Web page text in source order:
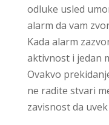
odluke usled
alarm da vam
Kada alarm
aktivnost i jedan
Ovakvo
ne radite stvari
zavisnost da